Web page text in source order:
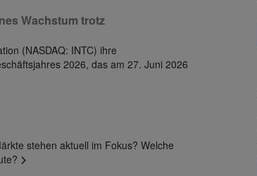
Wachstum trotz
(NASDAQ: INTC) ihre
2026, das am 27. Juni 2026
stehen aktuell im Fokus? Welche